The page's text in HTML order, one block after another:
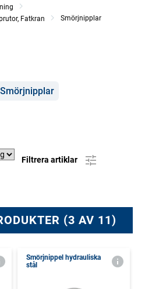
Fatkran
Smörjnipplar
Smörjnipplar
Filtrera artiklar
(3 AV 11)
Smörjnippel hydrauliska
stål